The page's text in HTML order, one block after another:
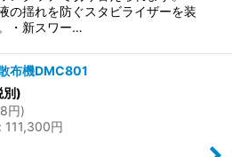
の揺れを防ぐスタビライザーを装
・新スワー…
布機DMC801
別)
円)
: 111,300円